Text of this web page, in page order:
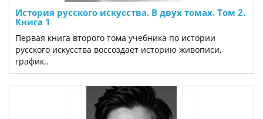
История русского искусства. В двух томах. Том 2.
Книга 1
Первая книга второго тома учебника по истории
русского искусства воссоздает историю живописи,
график..